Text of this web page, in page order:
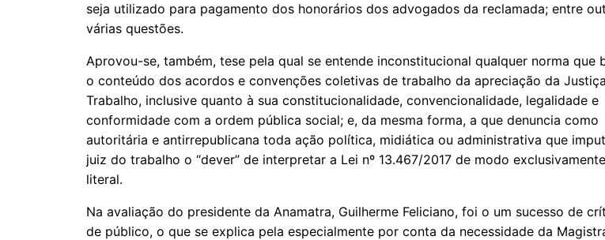
seja utilizado para pagamento dos honorários dos advogados da reclamada; entre
várias questões.
Aprovou-se, também, tese pela qual se entende inconstitucional qualquer norma que
o conteúdo dos acordos e convenções coletivas de trabalho da apreciação da
Trabalho, inclusive quanto à sua constitucionalidade, convencionalidade, legalidade e
conformidade com a ordem pública social; e, da mesma forma, a que denuncia como
autoritária e antirrepublicana toda ação política, midiática ou administrativa que
juiz do trabalho o “dever” de interpretar a Lei nº 13.467/2017 de modo exclusivamente
literal.
Na avaliação do presidente da Anamatra, Guilherme Feliciano, foi o um sucesso de
de público, o que se explica pela especialmente por conta da necessidade da